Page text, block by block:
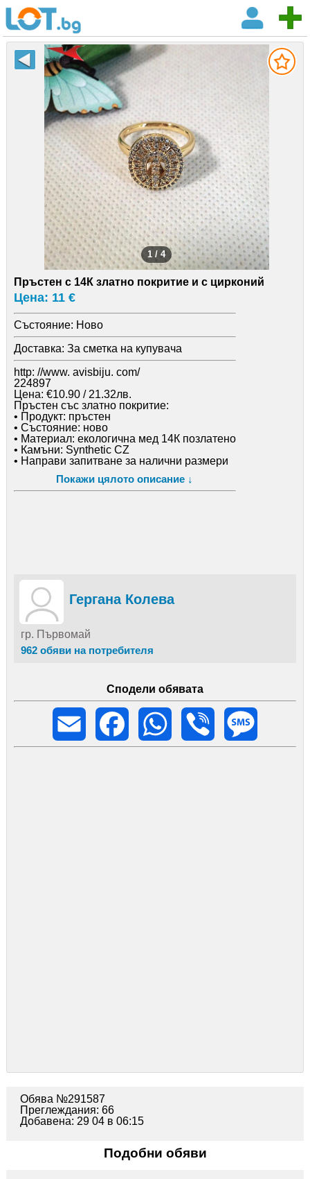
1 / 4
Пръстен с 14К златно покритие и с цирконий
Цена: 11 €
Състояние: Ново
Доставка: За сметка на купувача
http: //www. avisbiju. com/
224897
Цена: €10.90 / 21.32лв.
Пръстен със златно покритие:
• Продукт: пръстен
• Състояние: ново
• Материал: екологична мед 14К позлатено
• Камъни: Synthetic CZ
• Направи запитване за налични размери
Покажи цялото описание ↓
Гергана Колева
гр. Първомай
962 обяви на потребителя
Сподели обявата
Email
Facebook WhatsApp Viber
Обява №291587
Преглеждания: 66
Добавена: 29 04 в 06:15
Подобни обяви